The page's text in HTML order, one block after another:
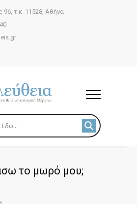
96, τ.κ. 11528, Αθήνα
το μωρό μου;